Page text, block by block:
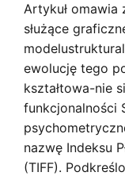
Artykuł omawia
służące
ewolucję tego
kształtowa-nie
funkcjonalności
nazwę Indeksu
(TIFF).